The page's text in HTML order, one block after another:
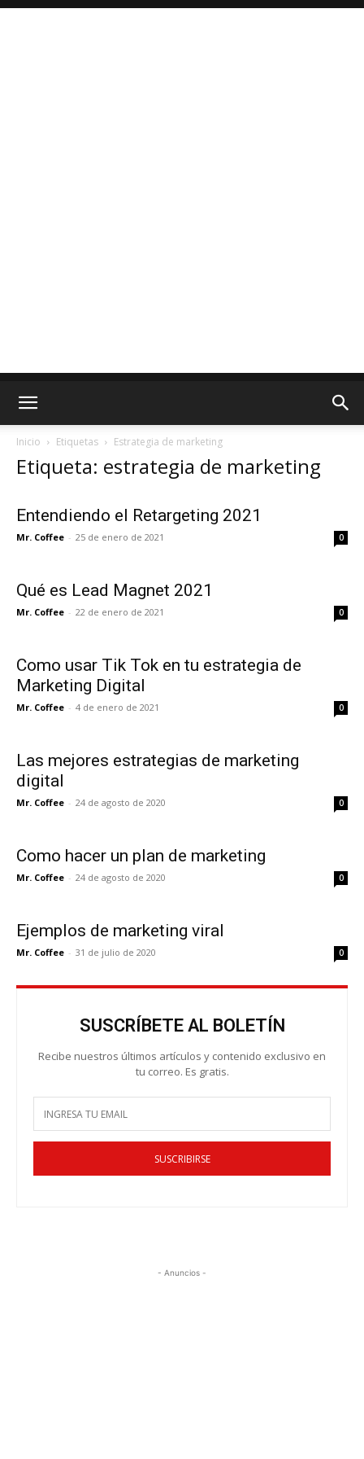
Inicio Etiquetas Estrategia de marketing
Etiqueta: estrategia de marketing
Entendiendo el Retargeting 2021
Mr. Coffee - 25 de enero de 2021 0
Qué es Lead Magnet 2021
Mr. Coffee - 22 de enero de 2021 0
Como usar Tik Tok en tu estrategia de
Marketing Digital
Mr. Coffee - 4 de enero de 2021 0
Las mejores estrategias de marketing
digital
Mr. Coffee - 24 de agosto de 2020 0
Como hacer un plan de marketing
Mr. Coffee - 24 de agosto de 2020 0
Ejemplos de marketing viral
Mr. Coffee - 31 de julio de 2020 0
SUSCRÍBETE AL BOLETÍN
Recibe nuestros últimos artículos y contenido exclusivo en
tu correo. Es gratis.
SUSCRIBIRSE
- Anuncios -